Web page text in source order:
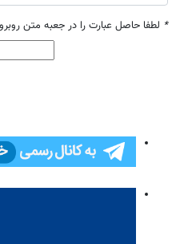
* لطفا حاصل عبارت را در جعبه متن